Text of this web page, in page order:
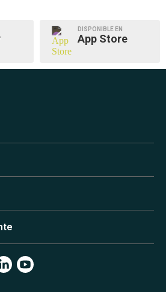
DISPONIBLE EN
App Store